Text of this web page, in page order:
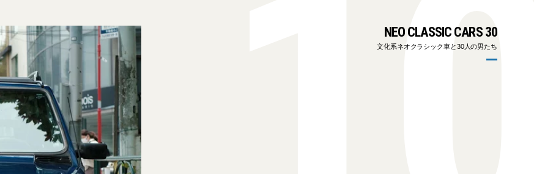
NEO CLASSIC CARS 30
文化系ネオクラシック車と30人の男たち